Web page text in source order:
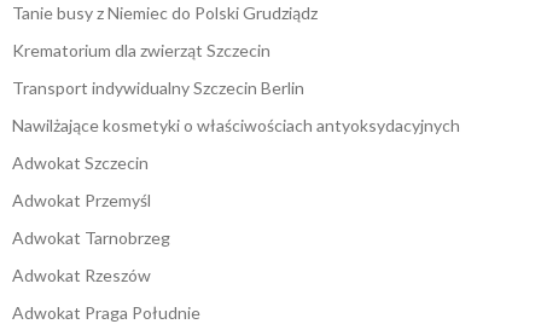
Tanie busy z Niemiec do Polski Grudziądz
Krematorium dla zwierząt Szczecin
Transport indywidualny Szczecin Berlin
Nawilżające kosmetyki o właściwościach antyoksydacyjnych
Adwokat Szczecin
Adwokat Przemyśl
Adwokat Tarnobrzeg
Adwokat Rzeszów
Adwokat Praga Południe